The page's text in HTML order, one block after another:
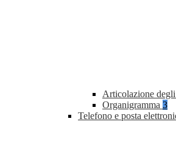
Articolazione
Organigramma 3
Telefono e posta